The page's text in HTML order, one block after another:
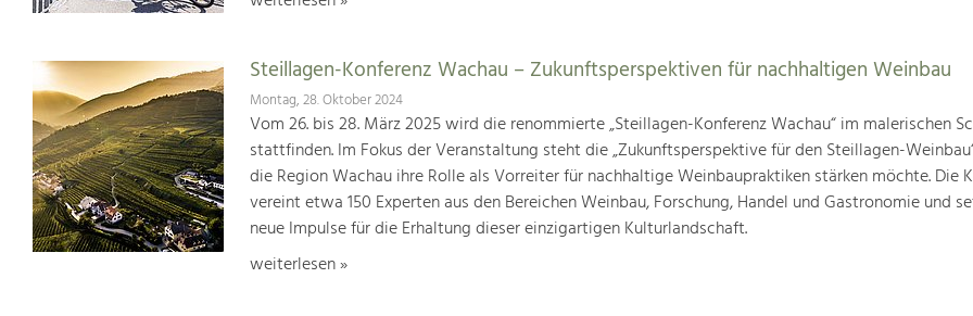
Steillagen-Konferenz Wachau – Zukunftsperspektiven für nachhaltigen Weinbau
Montag, 28. Oktober 2024
Vom 26. bis 28. März 2025 wird die renommierte „Steillagen-Konferenz Wachau“ im malerischen
stattfinden. Im Fokus der Veranstaltung steht die „Zukunftsperspektive für den Steillagen-
die Region Wachau ihre Rolle als Vorreiter für nachhaltige Weinbaupraktiken stärken möchte. Die
vereint etwa 150 Experten aus den Bereichen Weinbau, Forschung, Handel und Gastronomie und
neue Impulse für die Erhaltung dieser einzigartigen Kulturlandschaft.
weiterlesen »